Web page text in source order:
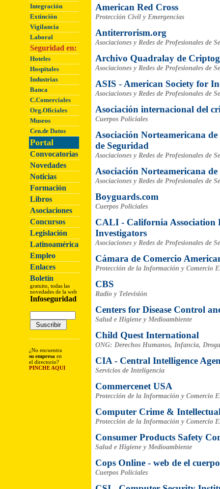
Integración
Extinción
Vigilancia
Laboral
Seguridad en:
Hoteles
Hospitales
Industrias
Banca
C.Comerciales
Org.Oficiales
Museos
Cen.de Datos
Portal
Convocatorias
Novedades
Noticias
Formación
Libros
Asociaciones
Concursos
Legislación
Latinoamérica
Empleo
Enlaces
Boletín
gratuito, todas las
novedades de la web
Infoseguridad
¿No encuentra
su empresa en
el directorio?
PINCHE AQUI
American Red Cross
Protección Civil y Emergencias
Antiterrorism.org
Asociaciones y Redes de Profesionales de
Archivo Quadralay de
Asociaciones y Redes de Profesionales de
ASIS - American Society for
Asociaciones y Redes de Profesionales de
Asociación internacional del
Cuerpos Policiales
Asociación Norteamericana
de Seguridad
Asociaciones y Redes de Profesionales de
Asociación Norteamericana de
Asociaciones y Redes de Profesionales de
Boyguards.com
Cuerpos Policiales
CALI - California Association
Investigators
Asociaciones y Redes de Profesionales de
Cámara de Comercio
Protección de la Información y Comercio
CBS
Radio y Televisión
Centers for Disease Control
Salud e Higiene y Medioambiente
Child Quest International
ONG: Derechos Humanos, Infancia,
CIA - Central Intelligence
Servicios de Inteligencia
Commercenet USA
Protección de la Información y Comercio
Computer Crime &
Protección de la Información y Comercio
Consumer Products Safety
Salud e Higiene y Medioambiente
Cops Online - web de el
Cuerpos Policiales